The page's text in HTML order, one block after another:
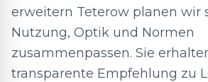
erweitern Teterow planen wir
Nutzung, Optik und Normen
zusammenpassen. Sie
transparente Empfehlung zu